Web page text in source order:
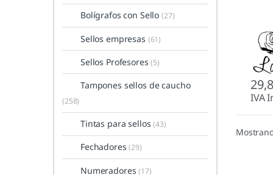
IVA
Bolígrafos con Sello(27)
Sellos empresas (61)
Sellos Profesores(5)
Tampones sellos de caucho
(258)
Tintas para sellos(43)
Fechadores(29)
Numeradores(17)